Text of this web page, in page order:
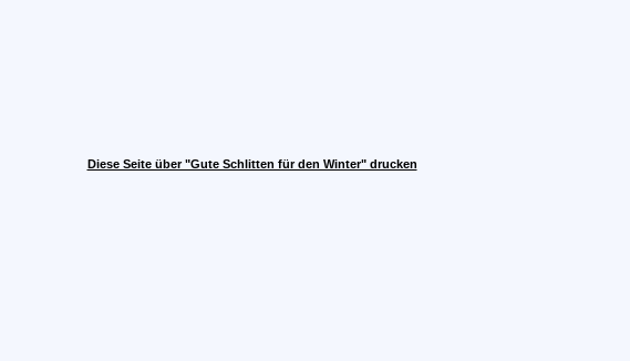
Diese Seite über "Gute Schlitten für den Winter" drucken